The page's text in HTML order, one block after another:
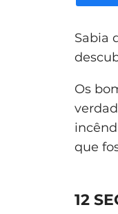
Sabia
Os
que
12